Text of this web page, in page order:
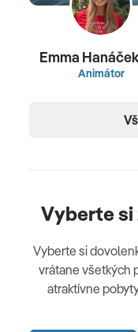
Emma
Animátor
Vyberte
Vyberte si
vrátane všetkých
atraktívne